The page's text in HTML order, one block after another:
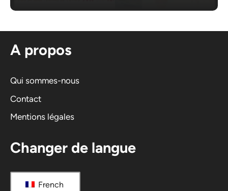
A propos
Qui sommes-nous
Contact
Mentions légales
Changer de langue
French